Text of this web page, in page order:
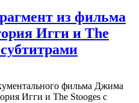
из фильма
Игги и The
фильма Джима
Игги и The Stooges с